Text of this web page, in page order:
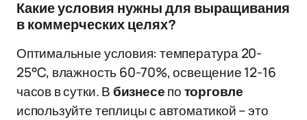
Какие условия нужны для выращивания
в коммерческих целях?
Оптимальные условия: температура 20-
25°C, влажность 60-70%, освещение 12-16
часов в сутки. Вбизнесепоторговле
используйте теплицы с автоматикой – это